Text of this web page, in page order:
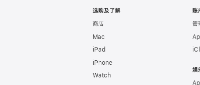
选购及了解
商店
Mac
iPad
iPhone
Watch
账
管
娱